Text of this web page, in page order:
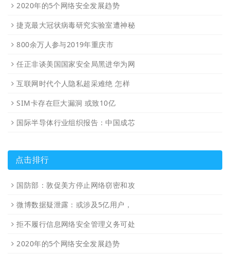
2020年的5个网络安全发展趋势
捷克最大冠状病毒研究实验室遭神秘
800余万人参与2019年重庆市
任正非谈美国国家安全局黑进华为网
互联网时代个人隐私超采难绝 怎样
SIM卡存在巨大漏洞 或致10亿
国际半导体行业组织报告：中国成芯
点击排行
国防部：敦促美方停止网络窃密和攻
微博数据疑泄露：或涉及5亿用户，
拒不履行信息网络安全管理义务可处
2020年的5个网络安全发展趋势